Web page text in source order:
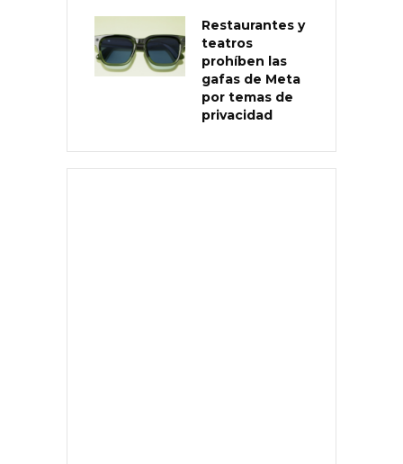
Restaurantes y
teatros
prohíben las
gafas de Meta
por temas de
privacidad